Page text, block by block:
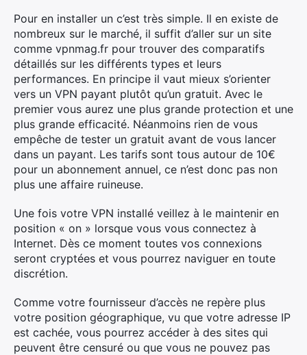
Pour en installer un c’est très simple. Il en existe de
nombreux sur le marché, il suffit d’aller sur un site
comme vpnmag.fr pour trouver des comparatifs
détaillés sur les différents types et leurs
performances. En principe il vaut mieux s’orienter
vers un VPN payant plutôt qu’un gratuit. Avec le
premier vous aurez une plus grande protection et une
plus grande efficacité. Néanmoins rien de vous
empêche de tester un gratuit avant de vous lancer
dans un payant. Les tarifs sont tous autour de 10€
pour un abonnement annuel, ce n’est donc pas non
plus une affaire ruineuse.
Une fois votre VPN installé veillez à le maintenir en
position « on » lorsque vous vous connectez à
Internet. Dès ce moment toutes vos connexions
seront cryptées et vous pourrez naviguer en toute
discrétion.
Comme votre fournisseur d’accès ne repère plus
votre position géographique, vu que votre adresse IP
est cachée, vous pourrez accéder à des sites qui
peuvent être censuré ou que vous ne pouvez pas
×
: